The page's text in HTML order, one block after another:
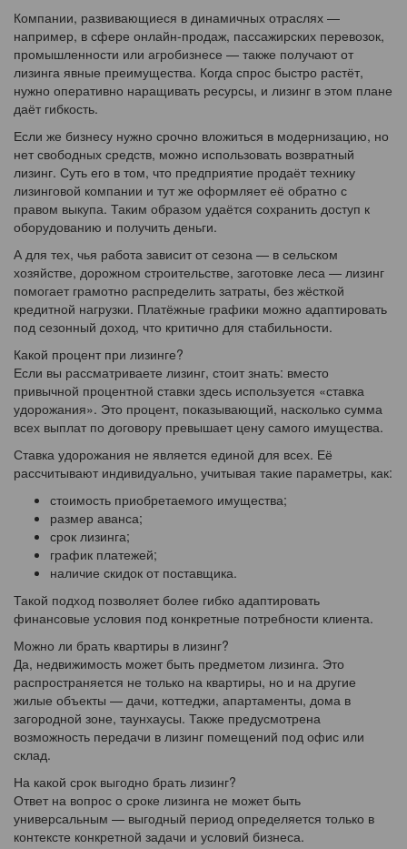
Компании, развивающиеся в динамичных отраслях —
например, в сфере онлайн-продаж, пассажирских перевозок,
промышленности или агробизнесе — также получают от
лизинга явные преимущества. Когда спрос быстро растёт,
нужно оперативно наращивать ресурсы, и лизинг в этом плане
даёт гибкость.
Если же бизнесу нужно срочно вложиться в модернизацию, но
нет свободных средств, можно использовать возвратный
лизинг. Суть его в том, что предприятие продаёт технику
лизинговой компании и тут же оформляет её обратно с
правом выкупа. Таким образом удаётся сохранить доступ к
оборудованию и получить деньги.
А для тех, чья работа зависит от сезона — в сельском
хозяйстве, дорожном строительстве, заготовке леса — лизинг
помогает грамотно распределить затраты, без жёсткой
кредитной нагрузки. Платёжные графики можно адаптировать
под сезонный доход, что критично для стабильности.
Какой процент при лизинге?
Если вы рассматриваете лизинг, стоит знать: вместо
привычной процентной ставки здесь используется «ставка
удорожания». Это процент, показывающий, насколько сумма
всех выплат по договору превышает цену самого имущества.
Ставка удорожания не является единой для всех. Её
рассчитывают индивидуально, учитывая такие параметры, как:
стоимость приобретаемого имущества;
размер аванса;
срок лизинга;
график платежей;
наличие скидок от поставщика.
Такой подход позволяет более гибко адаптировать
финансовые условия под конкретные потребности клиента.
Можно ли брать квартиры в лизинг?
Да, недвижимость может быть предметом лизинга. Это
распространяется не только на квартиры, но и на другие
жилые объекты — дачи, коттеджи, апартаменты, дома в
загородной зоне, таунхаусы. Также предусмотрена
возможность передачи в лизинг помещений под офис или
склад.
На какой срок выгодно брать лизинг?
Ответ на вопрос о сроке лизинга не может быть
универсальным — выгодный период определяется только в
контексте конкретной задачи и условий бизнеса.